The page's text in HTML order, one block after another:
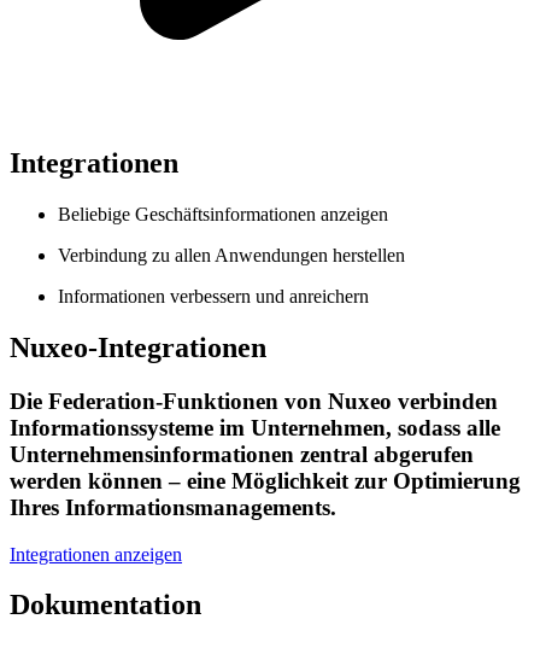
Integrationen
Beliebige Geschäftsinformationen anzeigen
Verbindung zu allen Anwendungen herstellen
Informationen verbessern und anreichern
Nuxeo-Integrationen
Die Federation-Funktionen von Nuxeo verbinden
Informationssysteme im Unternehmen, sodass alle
Unternehmensinformationen zentral abgerufen
werden können – eine Möglichkeit zur Optimierung
Ihres Informationsmanagements.
Integrationen anzeigen
Dokumentation